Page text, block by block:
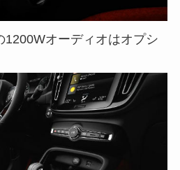
1200Wオーディオはオプシ